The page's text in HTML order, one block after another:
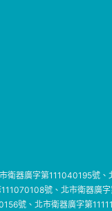
衛器廣字第111040195號、
號、北市衛器廣
號、北市衛器廣字第